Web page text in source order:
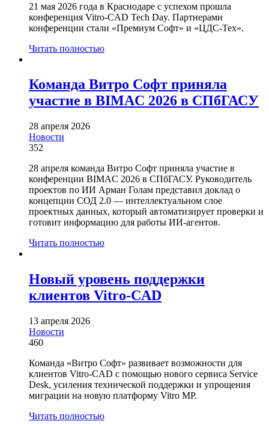
21 мая 2026 года в Краснодаре с успехом прошла
конференция Vitro-CAD Tech Day. Партнерами
конференции стали «Премиум Софт» и «ЦДС-Тех».
Читать полностью
Команда Витро Софт приняла
участие в BIMAC 2026 в СПбГАСУ
28 апреля 2026
Новости
352
28 апреля команда Витро Софт приняла участие в
конференции BIMAC 2026 в СПбГАСУ. Руководитель
проектов по ИИ Арман Голам представил доклад о
концепции СОД 2.0 — интеллектуальном слое
проектных данных, который автоматизирует проверки и
готовит информацию для работы ИИ-агентов.
Читать полностью
Новый уровень поддержки
клиентов Vitro-CAD
13 апреля 2026
Новости
460
Команда «Витро Софт» развивает возможности для
клиентов Vitro-CAD с помощью нового сервиса Service
Desk, усиления технической поддержки и упрощения
миграции на новую платформу Vitro MP.
Читать полностью